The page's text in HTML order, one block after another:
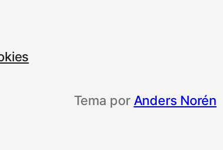
Tema por Anders Norén